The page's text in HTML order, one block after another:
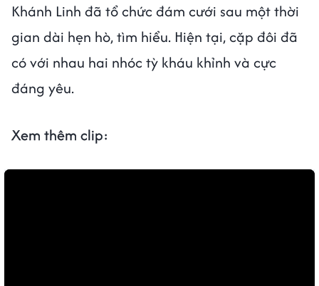
Khánh Linh đã tổ chức đám cưới sau một thời
gian dài hẹn hò, tìm hiểu. Hiện tại, cặp đôi đã
có với nhau hai nhóc tỳ kháu khỉnh và cực
đáng yêu.
Xem thêm clip: